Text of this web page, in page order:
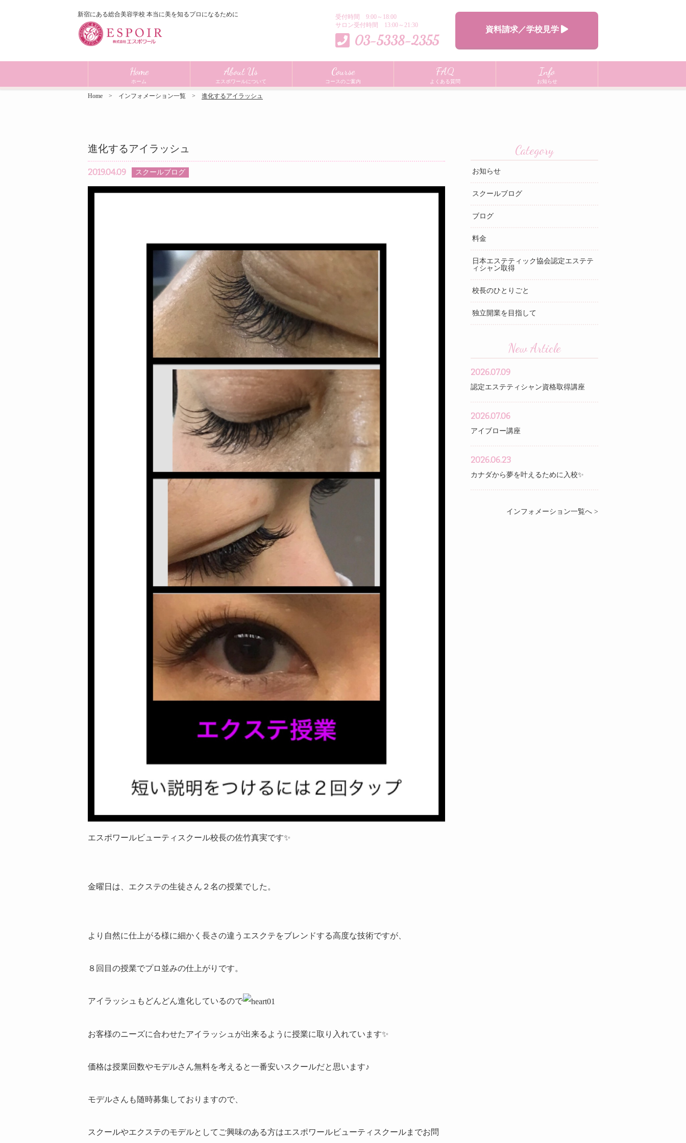
受付時間 9:00～18:00
サロン受付時間 13:00～21:30
03-5338-2355
新宿にある総合美容学校 本当に美を知るプロになるために
資料請求／学校見学
Home
ホーム
About Us
エスポワールについて
Course
コースのご案内
FAQ
よくある質問
Info
お知らせ
Home インフォメーション一覧 進化するアイラッシュ
進化するアイラッシュ
2019.04.09 スクールブログ
エスポワールビューティスクール校長の佐竹真実です✨
金曜日は、エクステの生徒さん２名の授業でした。
より自然に仕上がる様に細かく長さの違うエスクテをブレンドする高度な技術ですが、
８回目の授業でプロ並みの仕上がりです。
アイラッシュもどんどん進化しているので
お客様のニーズに合わせたアイラッシュが出来るように授業に取り入れています✨
価格は授業回数やモデルさん無料を考えると一番安いスクールだと思います♪
モデルさんも随時募集しておりますので、
スクールやエクステのモデルとしてご興味のある方はエスポワールビューティスクールまでお問
Category
お知らせ
スクールブログ
ブログ
料金
日本エステティック協会認定エステテ
ィシャン取得
校長のひとりごと
独立開業を目指して
New Article
2026.07.09
認定エステティシャン資格取得講座
2026.07.06
アイブロー講座
2026.06.23
カナダから夢を叶えるために入校✨
インフォメーション一覧へ >